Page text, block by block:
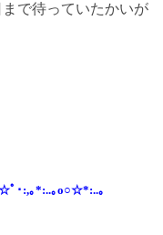
で待っていたかいが
ﾟ･:,｡*:..｡o○☆*:..｡